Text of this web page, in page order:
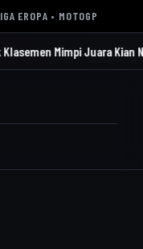
EROPA • MOTOGP
Juara Kian Nyata